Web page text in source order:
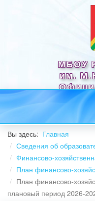
МБОУ
им.
Вы здесь: Главная
Сведения об
Финансово-
План финансово-
План финансово-
плановый период 2026-